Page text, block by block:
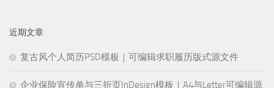
近期文章
复古风个人简历PSD模板｜可编辑求职履历版式源文件
企业保险宣传单与三折页InDesign模板｜A4与Letter可编辑源